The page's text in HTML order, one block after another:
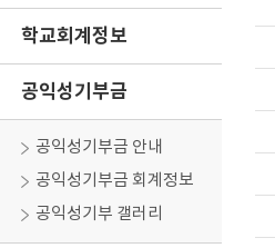
학교회계정보
공익성기부금
공익성기부금 안내
공익성기부금 회계정보
공익성기부 갤러리